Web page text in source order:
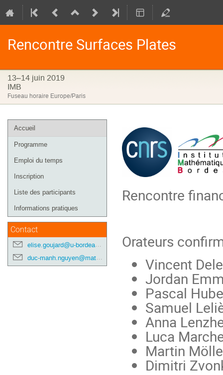
Rencontre Surfaces Plates
13–14 juin 2019
IMB
Fuseau horaire Europe/Paris
Menu
de
l'événement
Accueil
Programme
Emploi du temps
Inscription
Liste des participants
Informations pratiques
Contact
elise.goujard@u-bordeaux.fr
duc-manh.nguyen@math.u-bordeaux.fr
Rencontre
Orateurs
Vincent
Jordan
Pascal
Samuel
Anna
Luca
Martin
Dimitri